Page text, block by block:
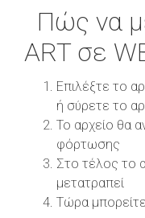
Πώς να
ART σε
Επιλέξτε το
ή σύρετε το
Το αρχείο θα
φόρτωσης
Στο τέλος το
μετατραπεί
Τώρα